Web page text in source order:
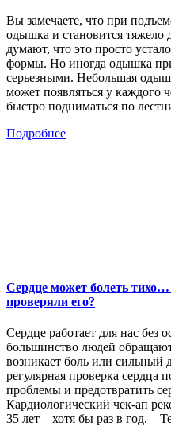
Вы замечаете, что при
одышка и становится
думают, что это просто
формы. Но иногда одышка
серьезными. Небольшая
может появляться у каждого
быстро подниматься по
Подробнее
Сердце может болеть
проверяли его?
Сердце работает для нас без
большинство людей
возникает боль или сильный
регулярная проверка сердца
проблемы и предотвратить
Кардиологический чек-ап
35 лет – хотя бы раз в год. –